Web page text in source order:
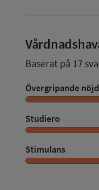
Baserat på 17
Övergripande
Studiero
Stimulans